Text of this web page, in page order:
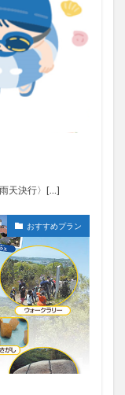
天決行〉[…]
おすすめプラン